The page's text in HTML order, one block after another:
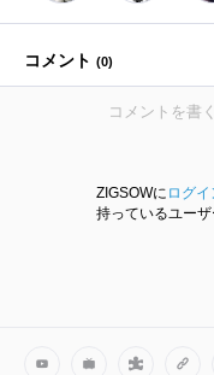
コメント (0)
ZIGSOWに ログイ
持っているユーザ